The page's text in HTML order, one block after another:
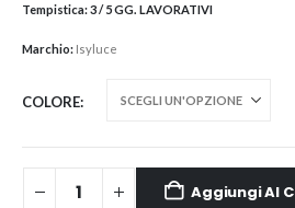
Tempistica:3 / 5 GG. LAVORATIVI
Marchio: Isyluce
COLORE
Aggiungi Al